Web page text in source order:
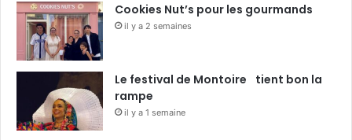
Cookies Nut’s pour les gourmands
il y a 2 semaines
Le festival de Montoire tient bon la
rampe
il y a 1 semaine